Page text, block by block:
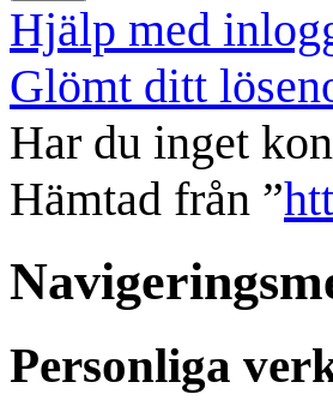
Hjälp med
Glömt ditt
Har du inget
Hämtad från ”
Personliga